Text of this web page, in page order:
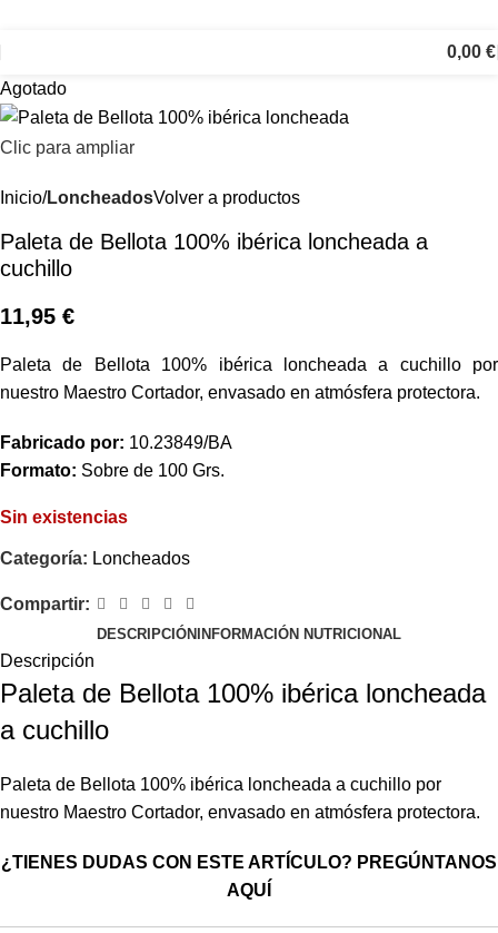
0,00 €
Agotado
Clic para ampliar
Inicio LoncheadosVolver a productos
Paleta de Bellota 100% ibérica loncheada a
cuchillo
11,95 €
Paleta de Bellota 100% ibérica loncheada a cuchillo por
nuestro Maestro Cortador, envasado en atmósfera protectora.
Fabricado por: 10.23849/BA
Formato: Sobre de 100 Grs.
Sin existencias
Categoría: Loncheados
Compartir:
DESCRIPCIÓNINFORMACIÓN NUTRICIONAL
Descripción
Paleta de Bellota 100% ibérica loncheada
a cuchillo
Paleta de Bellota 100% ibérica loncheada a cuchillo por
nuestro Maestro Cortador, envasado en atmósfera protectora.
¿TIENES DUDAS CON ESTE ARTÍCULO? PREGÚNTANOS
AQUÍ